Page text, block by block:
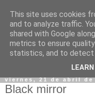
viernes, 21 de abril de
Black mirror
This site uses cookies
and to analyze traffic.
shared with Google
metrics to ensure
statistics, and to detect